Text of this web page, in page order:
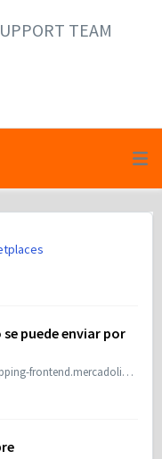
TEAM
puede enviar por
Mercado Libre tiene la URL https://shipping-frontend.mercadolibre.com.ar/envios/consulta para consultar si la categoría del producto se puede enviar por Mer...